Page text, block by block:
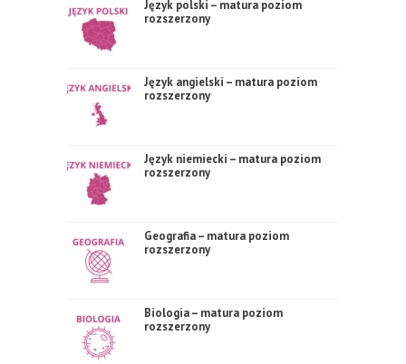
Język polski – matura poziom
rozszerzony
Język angielski – matura poziom
rozszerzony
Język niemiecki – matura poziom
rozszerzony
Geografia – matura poziom
rozszerzony
Biologia – matura poziom
rozszerzony